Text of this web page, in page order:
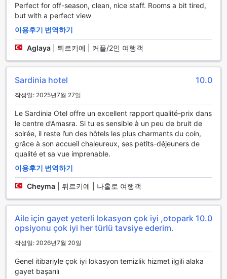
즐기며 여행을 만끽하실 수 있습니다.
Sardinia Otel의 객실 시설
Sardinia Otel의 객실은 편안함과 현대적인 편의 시설을 갖춘
아늑한 공간입니다. 각 객실에는 헤어 드라이어가 마련되어 있
블 TV를 통해 다양한 프로그램을 즐길 수 있습니다. 또한, 미니
바와 냉장고가 구비되어 있어 언제든지 시원한 음료를 즐길 수
충할 수 있습니다.
각 객실의 발코니나 테라스는 아름다운 경치를 감상할 수 있는
완벽한 장소입니다. 아침 햇살을 받으며 커피 한 잔을 즐기거나
저녁 노을을 바라보며 하루를 마무리할 수 있습니다. 또한, 고급
스러운 세면용품과 깨끗한 리넨, 수건이 준비되어 있어 편안한
이상의 경험을 선사합니다.
사르디니아 호텔의 다이닝 시설
기 위해 세심하게 준비된 다양한 시설을 자랑합니다. 객실 서비
스는 언제든지 편리하게 이용할 수 있어, 고객님께서 원하시는
시간에 맞춰 맛있는 식사를 즐기실 수 있습니다. 호텔의 전문 요
리사들이 준비한 다양한 메뉴는 신선한 재료로 만들어져, 고객
님께서 방 안에서 편안하게 즐기실 수 있도록 배려하고 있습니
다.
Perfect for off-season, clean, nice staff. Rooms a bit tired,
but with a perfect view
이용후기 번역하기
Aglaya 튀르키예 | 커플/2인 여행객
Sardinia hotel 10.0
작성일: 2025년7월 27일
Le Sardinia Otel offre un excellent rapport qualité-prix dans
le centre d’Amasra. Si tu es sensible à un peu de bruit de
soirée, il reste l’un des hôtels les plus charmants du coin,
grâce à son accueil chaleureux, ses petits-déjeuners de
qualité et sa vue imprenable.
이용후기 번역하기
Cheyma 튀르키예 | 나홀로 여행객
Aile için gayet yeterli lokasyon çok iyi ,otopark
opsiyonu çok iyi her türlü tavsiye ederim.
10.0
작성일: 2026년7월 20일
Genel itibariyle çok iyi lokasyon temizlik hizmet ilgili alaka
gayet başarılı